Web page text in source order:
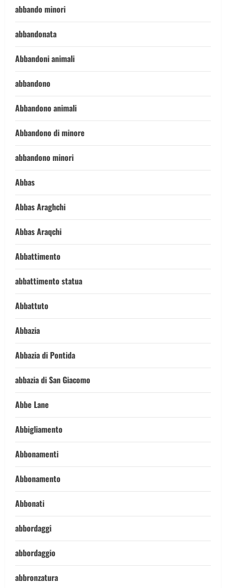
abbando minori
abbandonata
Abbandoni animali
abbandono
Abbandono animali
Abbandono di minore
abbandono minori
Abbas
Abbas Araghchi
Abbas Araqchi
Abbattimento
abbattimento statua
Abbattuto
Abbazia
Abbazia di Pontida
abbazia di San Giacomo
Abbe Lane
Abbigliamento
Abbonamenti
Abbonamento
Abbonati
abbordaggi
abbordaggio
abbronzatura